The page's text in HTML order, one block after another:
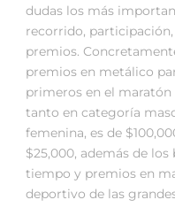
dudas los más
recorrido,
premios.
premios en metálico
primeros en el maratón
tanto en categoría
femenina, es de
$25,000, además de los
tiempo y premios en
deportivo de las